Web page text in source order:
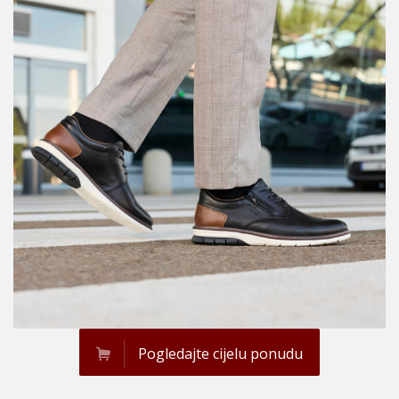
Pogledajte cijelu ponudu